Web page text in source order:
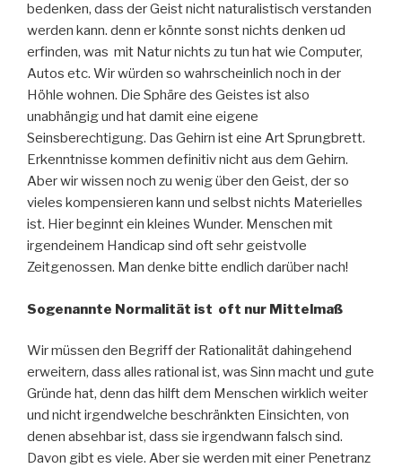
bedenken, dass der Geist nicht naturalistisch verstanden
werden kann. denn er könnte sonst nichts denken ud
erfinden, was mit Natur nichts zu tun hat wie Computer,
Autos etc. Wir würden so wahrscheinlich noch in der
Höhle wohnen. Die Sphäre des Geistes ist also
unabhängig und hat damit eine eigene
Seinsberechtigung. Das Gehirn ist eine Art Sprungbrett.
Erkenntnisse kommen definitiv nicht aus dem Gehirn.
Aber wir wissen noch zu wenig über den Geist, der so
vieles kompensieren kann und selbst nichts Materielles
ist. Hier beginnt ein kleines Wunder. Menschen mit
irgendeinem Handicap sind oft sehr geistvolle
Zeitgenossen. Man denke bitte endlich darüber nach!
Sogenannte Normalität ist oft nur Mittelmaß
Wir müssen den Begriff der Rationalität dahingehend
erweitern, dass alles rational ist, was Sinn macht und gute
Gründe hat, denn das hilft dem Menschen wirklich weiter
und nicht irgendwelche beschränkten Einsichten, von
denen absehbar ist, dass sie irgendwann falsch sind.
Davon gibt es viele. Aber sie werden mit einer Penetranz